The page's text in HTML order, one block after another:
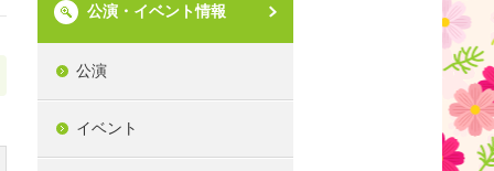
公演・イベント情報
公演
イベント